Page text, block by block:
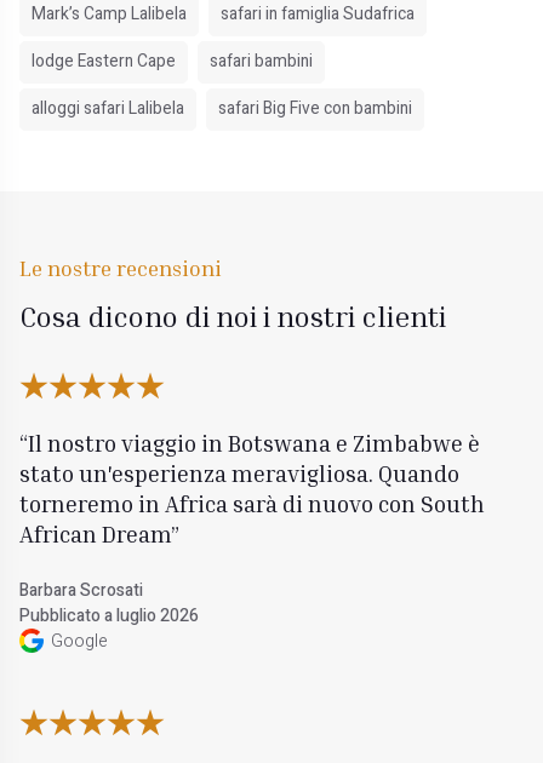
Mark’s Camp Lalibela
safari in famiglia Sudafrica
lodge Eastern Cape
safari bambini
alloggi safari Lalibela
safari Big Five con bambini
Le nostre recensioni
Cosa dicono di noi i nostri clienti
Il nostro viaggio in Botswana e Zimbabwe è
stato un'esperienza meravigliosa. Quando
torneremo in Africa sarà di nuovo con South
African Dream
Barbara Scrosati
Pubblicato a luglio 2026
Google